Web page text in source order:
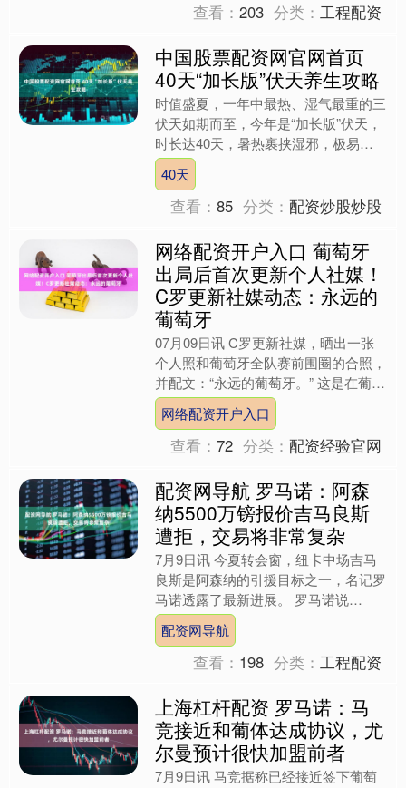
查看：203 分类：工程配资
中国股票配资网官网首页
40天“加长版”伏天养生攻略
时值盛夏，一年中最热、湿气最重的三
伏天如期而至，今年是“加长版”伏天，
时长达40天，暑热裹挟湿邪，极易诱
发多种健康问题。盛夏季节，不少市民
特别是年轻人靠冷饮、空....
40天
查看：85 分类：配资炒股炒股
网络配资开户入口 葡萄牙
出局后首次更新个人社媒！
C罗更新社媒动态：永远的
葡萄牙
07月09日讯 C罗更新社媒，晒出一张
个人照和葡萄牙全队赛前围圈的合照，
并配文：“永远的葡萄牙。” 这是在葡萄
牙0-1西班牙，止步美加墨世界杯16强
后，C罗首次....
网络配资开户入口
查看：72 分类：配资经验官网
配资网导航 罗马诺：阿森
纳5500万镑报价吉马良斯
遭拒，交易将非常复杂
7月9日讯 今夏转会窗，纽卡中场吉马
良斯是阿森纳的引援目标之一，名记罗
马诺透露了最新进展。 罗马诺说
道：“我此前告诉过你们，阿森纳向纽
卡开出了一份5500万镑的....
配资网导航
查看： 198 分类：工程配资
上海杠杆配资 罗马诺：马
竞接近和葡体达成协议，尤
尔曼预计很快加盟前者
7月9日讯 马竞据称已经接近签下葡萄